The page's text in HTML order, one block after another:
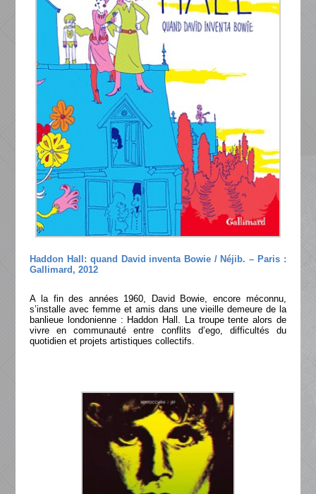
Haddon Hall: quand David inventa Bowie / Néjib. – Paris :
Gallimard, 2012
A la fin des années 1960, David Bowie, encore méconnu,
s’installe avec femme et amis dans une vieille demeure de la
banlieue londonienne : Haddon Hall. La troupe tente alors de
vivre en communauté entre conflits d’ego, difficultés du
quotidien et projets artistiques collectifs.